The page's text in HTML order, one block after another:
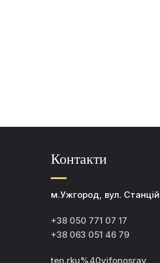
Контакти
м.Ужгород, вул.
+38 050 771 07 17
+38 063 051 46 79
ten.rku%40yifonosrav